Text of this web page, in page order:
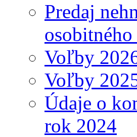
Predaj
Voľby
Voľby
Údaje o
rok 2024